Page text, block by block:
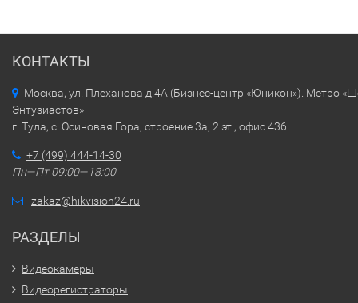
КОНТАКТЫ
Москва, ул. Плеханова д.4А (Бизнес-центр «Юникон»). Метро
Энтузиастов»
г. Тула, с. Осиновая Гора, строение 3а, 2 эт., офис 436
+7 (499) 444-14-30
Пн—Пт 09:00—18:00
zakaz@hikvision24.ru
РАЗДЕЛЫ
Видеокамеры
Видеорегистраторы